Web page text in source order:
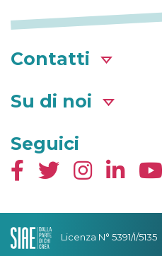
Contatti
Su di noi
Seguici
Licenza N° 5391/I/5135